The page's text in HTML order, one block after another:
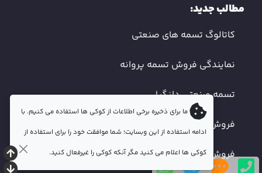
مطالب جدید:
کاتالوگ تسمه های صنعتی
نمایندگی فروش تسمه پروانه
تسمه صنعتی دانگیل
فروش تسمه دندانه دار
فروش تسمه صنعتی اصفهان
ما برای ذخیره برخی اطلاعات از کوکی ها استفاده می کنیم. با
ادامه استفاده از این وبسایت؛ شما موافقت خود را برای استفاده از
کوکی ها اعلام می کنید مگر آنکه کوکی را غیرفعال کنید.